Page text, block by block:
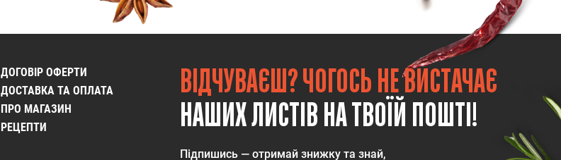
ДОГОВІР ОФЕРТИ
ДОСТАВКА ТА ОПЛАТА
ПРО МАГАЗИН
РЕЦЕПТИ
ВІДЧУВАЄШ? ЧОГОСЬ НЕ ВИСТАЧАЄ
НАШИХ ЛИСТІВ НА ТВОЇЙ ПОШТІ!
Підпишись — отримай знижку та знай,